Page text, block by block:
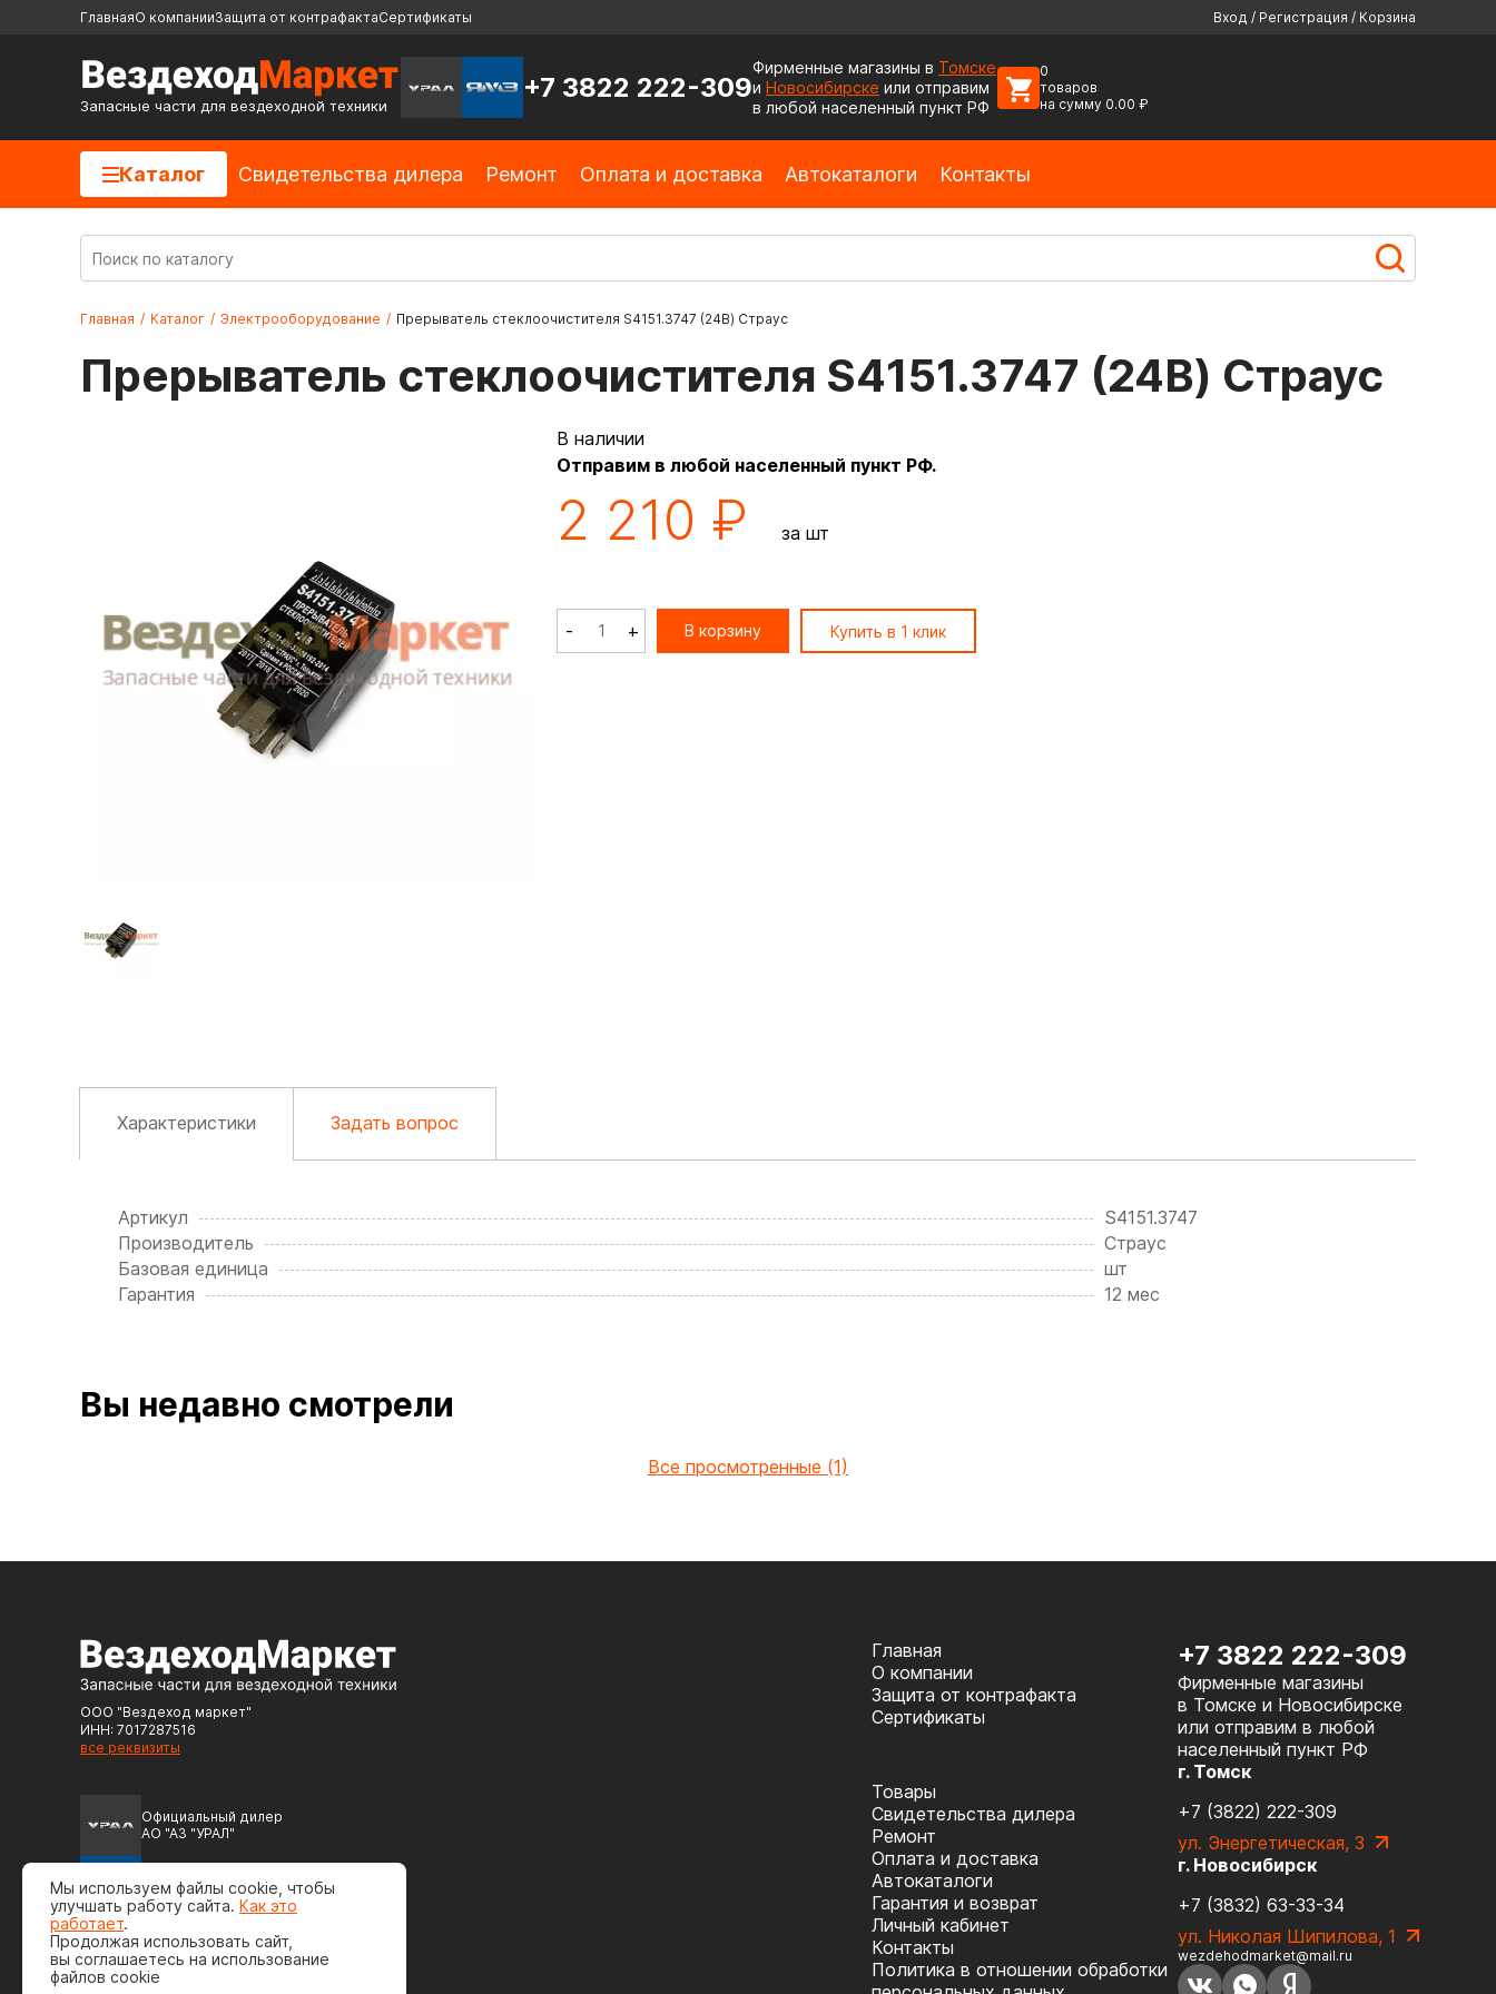
ГлавнаяО компанииЗащита от контрафактаСертификаты Вход / Регистрация / Корзина
Запасные части для вездеходной техники
+7 3822 222-309
Фирменные магазины в Томске
и Новосибирске или отправим
в любой населенный пункт РФ
0
товаров
на сумму 0.00 ₽
Каталог Cвидетельства дилера Ремонт Оплата и доставка Автокаталоги Контакты
Главная / Каталог / Электрооборудование / Прерыватель стеклоочистителя S4151.3747 (24В) Страус
Прерыватель стеклоочистителя S4151.3747 (24В) Страус
В наличии
Отправим в любой населенный пункт РФ.
2 210 ₽ за шт
- + В корзину Купить в 1 клик
Характеристики Задать вопрос
Артикул
S4151.3747
Производитель
Страус
Базовая единица
шт
Гарантия
12 мес
Вы недавно смотрели
Все просмотренные (1)
ООО "Вездеход маркет"
ИНН: 7017287516
все реквизиты
Официальный дилер
АО "АЗ "УРАЛ"
Официальный дилер
ПАО "Автодизель" (ЯМЗ)
Главная
О компании
Защита от контрафакта
Сертификаты
Товары
Cвидетельства дилера
Ремонт
Оплата и доставка
Автокаталоги
Гарантия и возврат
Личный кабинет
Контакты
Политика в отношении обработки
+7 3822 222-309
Фирменные магазины
в Томске и Новосибирске
или отправим в любой
населенный пункт РФ
г. Томск
+7 (3822) 222-309
ул. Энергетическая, 3
г. Новосибирск
+7 (3832) 63-33-34
ул. Николая Шипилова, 1
wezdehodmarket@mail.ru
Мы используем файлы cookie, чтобы
улучшать работу сайта. Как это
работает.
Продолжая использовать сайт,
вы соглашаетесь на использование
файлов cookie